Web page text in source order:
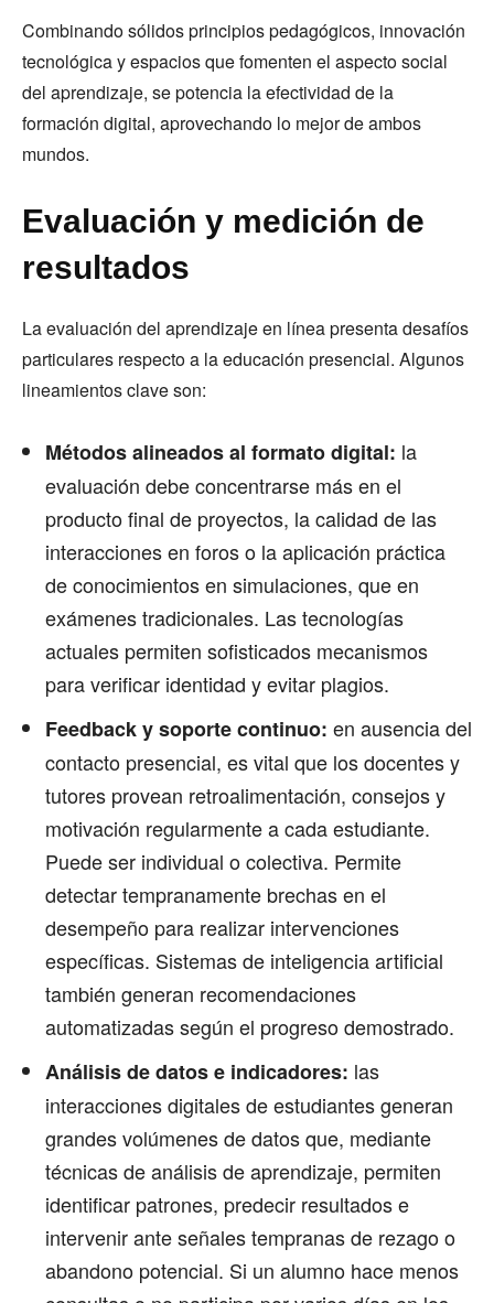
Combinando sólidos principios pedagógicos, innovación
tecnológica y espacios que fomenten el aspecto social
del aprendizaje, se potencia la efectividad de la
formación digital, aprovechando lo mejor de ambos
mundos.
Evaluación y medición de
resultados
La evaluación del aprendizaje en línea presenta desafíos
particulares respecto a la educación presencial. Algunos
lineamientos clave son:
Métodos alineados al formato digital: la
evaluación debe concentrarse más en el
producto final de proyectos, la calidad de las
interacciones en foros o la aplicación práctica
de conocimientos en simulaciones, que en
exámenes tradicionales. Las tecnologías
actuales permiten sofisticados mecanismos
para verificar identidad y evitar plagios.
Feedback y soporte continuo: en ausencia del
contacto presencial, es vital que los docentes y
tutores provean retroalimentación, consejos y
motivación regularmente a cada estudiante.
Puede ser individual o colectiva. Permite
detectar tempranamente brechas en el
desempeño para realizar intervenciones
específicas. Sistemas de inteligencia artificial
también generan recomendaciones
automatizadas según el progreso demostrado.
Análisis de datos e indicadores: las
interacciones digitales de estudiantes generan
grandes volúmenes de datos que, mediante
técnicas de análisis de aprendizaje, permiten
identificar patrones, predecir resultados e
intervenir ante señales tempranas de rezago o
abandono potencial. Si un alumno hace menos